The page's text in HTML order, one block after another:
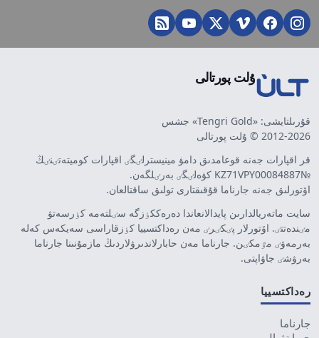
ۇلت پورتالى
قۇرىلتايشى: «Tengri Gold» جشس
2012-2026 © ۇلت پورتالى
قر اقپارات جەنە قوعامدىق دامۋ مينيسترلٸگٸ اقپارات كوميتەتٸنٸڭ
№KZ71VPY00084887 كۋەلٸگٸ بەرٸلگەن.
اۆتورلىق جەنە جارناما قۇقىقتارى تولىق ساقتالعان.
سايت ماتەريالدارىن پايدالانعاندا دەرەككٶزگە سٸلتەمە كٶرسەتۋ
مٸندەتتٸ. اۆتورلار پٸكٸرٸ مەن رەداكتسييا كٶزقاراسى سەيكەس كەلە
بەرمەۋٸ مٷمكٸن. جارناما مەن حابارلاندىرۋلاردىڭ مازمۇنىنا جارناما
بەرۋشٸ جاۋاپتى.
رەداكتسييا
جارناما